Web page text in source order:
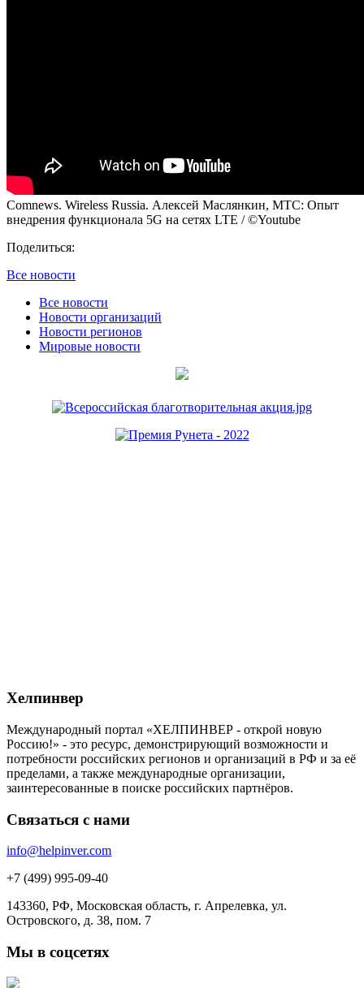
Comnews. Wireless Russia. Алексей Маслянкин, МТС: Опыт
внедрения функционала 5G на сетях LTE / ©Youtube
Поделиться:
Все новости
Все новости
Новости организаций
Новости регионов
Мировые новости
Хелпинвер
Международный портал «ХЕЛПИНВЕР - открой новую
Россию!» - это ресурс, демонстрирующий возможности и
потребности российских регионов и организаций в РФ и за её
пределами, а также международные организации,
заинтересованные в поиске российских партнёров.
Связаться с нами
info@helpinver.com
+7 (499) 995-09-40
143360, РФ, Московская область, г. Апрелевка, ул.
Островского, д. 38, пом. 7
Мы в соцсетях